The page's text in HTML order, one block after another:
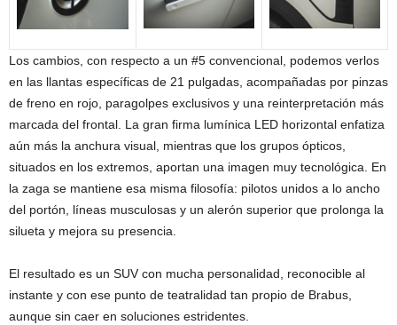
Los cambios, con respecto a un #5 convencional, podemos verlos
en las llantas específicas de 21 pulgadas, acompañadas por pinzas
de freno en rojo, paragolpes exclusivos y una reinterpretación más
marcada del frontal. La gran firma lumínica LED horizontal enfatiza
aún más la anchura visual, mientras que los grupos ópticos,
situados en los extremos, aportan una imagen muy tecnológica. En
la zaga se mantiene esa misma filosofía: pilotos unidos a lo ancho
del portón, líneas musculosas y un alerón superior que prolonga la
silueta y mejora su presencia.
El resultado es un SUV con mucha personalidad, reconocible al
instante y con ese punto de teatralidad tan propio de Brabus,
aunque sin caer en soluciones estridentes.